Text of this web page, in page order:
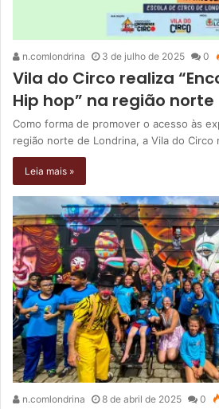
n.comlondrina 3 de julho de 2025 0
Vila do Circo realiza
Hip hop” na região norte
Como forma de promover o acesso às
região norte de Londrina, a Vila do Circo
Leia mais »
n.comlondrina 8 de abril de 2025 0